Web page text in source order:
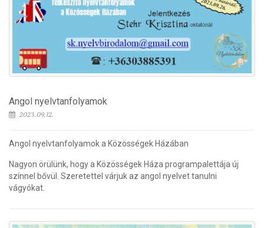
Angol nyelvtanfolyamok
2023.09.12.
Angol nyelvtanfolyamok a Közösségek Házában
Nagyon örülünk, hogy a Közösségek Háza programpalettája új
színnel bővül. Szeretettel várjuk az angol nyelvet tanulni
vágyókat.